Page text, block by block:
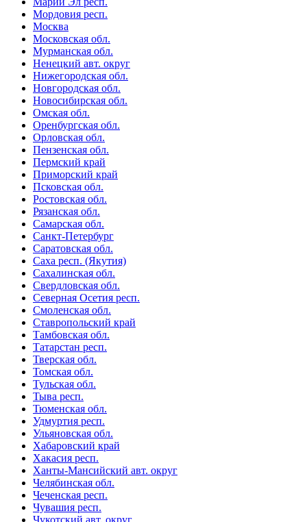
Мордовия респ.
Москва
Московская обл.
Мурманская обл.
Ненецкий авт. округ
Нижегородская обл.
Новгородская обл.
Новосибирская обл.
Омская обл.
Оренбургская обл.
Орловская обл.
Пензенская обл.
Пермский край
Приморский край
Псковская обл.
Ростовская обл.
Рязанская обл.
Самарская обл.
Санкт-Петербург
Саратовская обл.
Саха респ. (Якутия)
Сахалинская обл.
Свердловская обл.
Северная Осетия респ.
Смоленская обл.
Ставропольский край
Тамбовская обл.
Татарстан респ.
Тверская обл.
Томская обл.
Тульская обл.
Тыва респ.
Тюменская обл.
Удмуртия респ.
Ульяновская обл.
Хабаровский край
Хакасия респ.
Ханты-Мансийский авт. округ
Челябинская обл.
Чеченская респ.
Чувашия респ.
Чукотский авт. округ